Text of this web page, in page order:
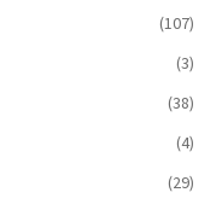
(107)
(3)
(38)
(4)
(29)